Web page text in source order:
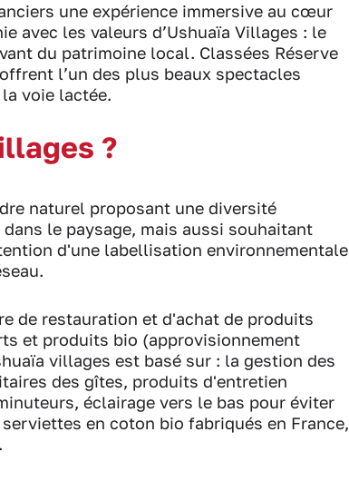
une expérience immersive au cœur
avec les valeurs d’Ushuaïa Villages : le
du patrimoine local. Classées Réserve
l’un des plus beaux spectacles
voie lactée.
?
naturel proposant une diversité
le paysage, mais aussi souhaitant
d'une labellisation environnementale
de restauration et d'achat de produits
et produits bio (approvisionnement
villages est basé sur : la gestion des
des gîtes, produits d'entretien
éclairage vers le bas pour éviter
en coton bio fabriqués en France,